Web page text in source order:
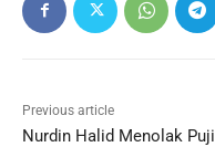
Previous article
Nurdin Halid Menolak Puji